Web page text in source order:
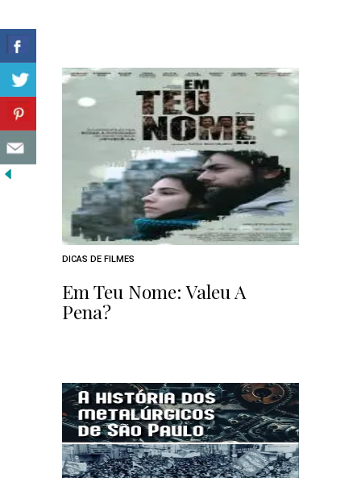
DICAS DE FILMES
Em Teu Nome: Valeu A
Pena?